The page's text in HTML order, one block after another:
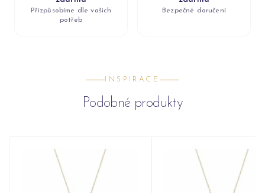
Přizpůsobíme dle vašich
potřeb
Bezpečné doručení
INSPIRACE
Podobné produkty